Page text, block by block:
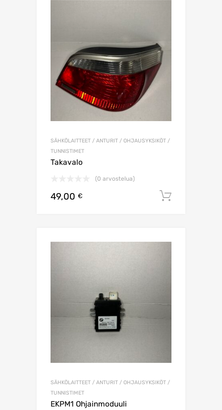
SÄHKÖLAITTEET / ANTURIT / OHJAUSYKSIKÖT /
TUNNISTIMET
Takavalo
(0 arvostelua)
49,00 €
SÄHKÖLAITTEET / ANTURIT / OHJAUSYKSIKÖT /
TUNNISTIMET
EKPM1 Ohjainmoduuli